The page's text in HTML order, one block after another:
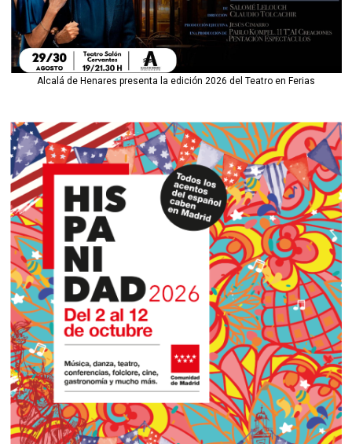
Alcalá de Henares presenta la edición 2026 del Teatro en Ferias